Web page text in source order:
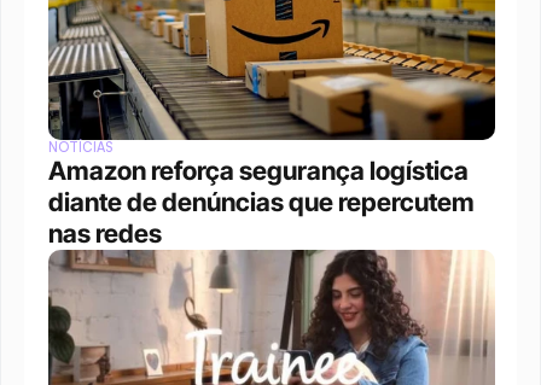
NOTÍCIAS
Amazon reforça segurança logística
diante de denúncias que repercutem
nas redes